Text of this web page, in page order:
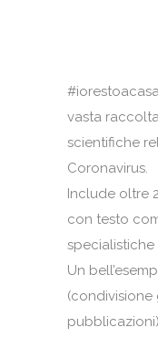
vasta
scientifiche
Coronavirus.
Include oltre
con testo
specialistiche
Un
(condivisione